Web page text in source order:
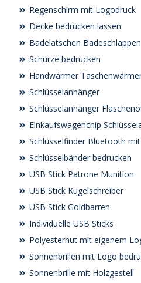
Regenschirm mit Logodruck
Decke bedrucken lassen
Badelatschen Badeschlappen
Schürze bedrucken
Handwärmer
Schlüsselanhänger
Schlüsselanhänger
Einkaufswagenchip
Schlüsselfinder Bluetooth
Schlüsselbänder bedrucken
USB Stick Patrone Munition
USB Stick Kugelschreiber
USB Stick Goldbarren
Individuelle USB Sticks
Polyesterhut mit eigenem
Sonnenbrillen mit Logo
Sonnenbrille mit Holzgestell